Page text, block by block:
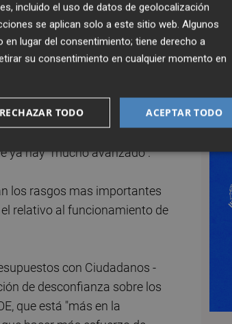
reunión de Montero con
en la elaboración del
no se informará de ellas y el
Montero ha afirmado que
discreción y con tranquilidad.
de que habrá "un
ya hay "mucho avanzado".
los rasgos mas importantes
relativo al funcionamiento de
con Ciudadanos -
de desconfianza sobre los
que está "más en la
incluido el uso de datos de geolocalización
se aplican solo a este sitio web. Algunos
lugar del consentimiento; tiene derecho a
su consentimiento en cualquier momento en
ACEPTAR TODO
RECHAZAR TODO